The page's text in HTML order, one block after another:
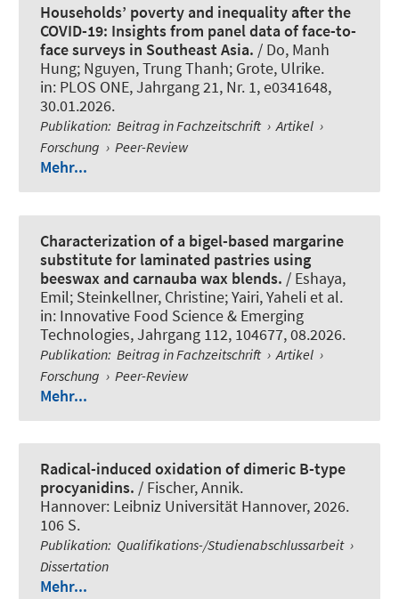
Households’ poverty and inequality after the
COVID-19: Insights from panel data of face-to-
face surveys in Southeast Asia. / Do, Manh
Hung; Nguyen, Trung Thanh; Grote, Ulrike.
in: PLOS ONE, Jahrgang 21, Nr. 1, e0341648,
30.01.2026.
Publikation: Beitrag in Fachzeitschrift › Artikel ›
Forschung › Peer-Review
Mehr...
Characterization of a bigel-based margarine
substitute for laminated pastries using
beeswax and carnauba wax blends. / Eshaya,
Emil; Steinkellner, Christine; Yairi, Yaheli et al.
in: Innovative Food Science & Emerging
Technologies, Jahrgang 112, 104677, 08.2026.
Publikation: Beitrag in Fachzeitschrift › Artikel ›
Forschung › Peer-Review
Mehr...
Radical-induced oxidation of dimeric B-type
procyanidins. / Fischer, Annik.
Hannover: Leibniz Universität Hannover, 2026.
106 S.
Publikation: Qualifikations-/Studienabschlussarbeit ›
Dissertation
Mehr...